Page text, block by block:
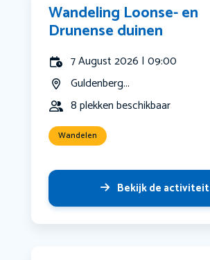
Wandeling Loonse- en
Drunense duinen
7 August 2026 | 09:00
Guldenberg...
8 plekken beschikbaar
Wandelen
Bekijk de activiteit